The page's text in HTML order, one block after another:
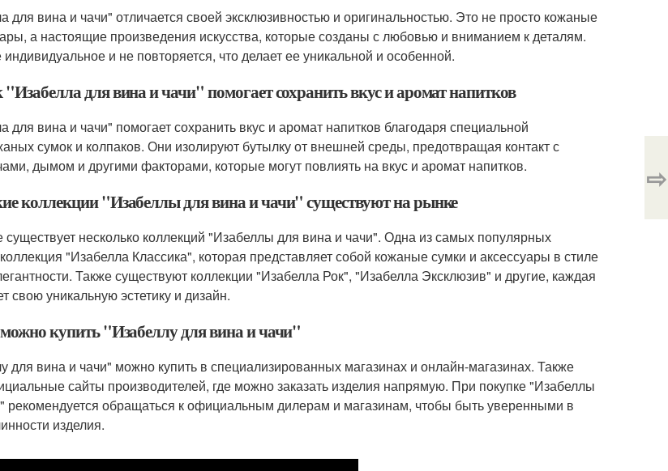
для вина и чачи" отличается своей эксклюзивностью и оригинальностью. Это не просто кожаные
а настоящие произведения искусства, которые созданы с любовью и вниманием к деталям.
и не повторяется, что делает ее уникальной и особенной.
для вина и чачи" помогает сохранить вкус и аромат напитков
для вина и чачи" помогает сохранить вкус и аромат напитков благодаря специальной
сумок и колпаков. Они изолируют бутылку от внешней среды, предотвращая контакт с
дымом и другими факторами, которые могут повлиять на вкус и аромат напитков.
коллекции "Изабеллы для вина и чачи" существуют на рынке
несколько коллекций "Изабеллы для вина и чачи". Одна из самых популярных
"Изабелла Классика", которая представляет собой кожаные сумки и аксессуары в стиле
Также существуют коллекции "Изабелла Рок", "Изабелла Эксклюзив" и другие, каждая
свою уникальную эстетику и дизайн.
купить "Изабеллу для вина и чачи"
для вина и чачи" можно купить в специализированных магазинах и онлайн-магазинах. Также
сайты производителей, где можно заказать изделия напрямую. При покупке "Изабеллы
рекомендуется обращаться к официальным дилерам и магазинам, чтобы быть уверенными в
изделия.
⇨